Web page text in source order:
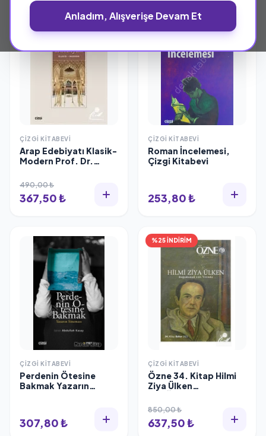
Anladım, Alışverişe Devam Et
ÇIZGI KITABEVI
Arap Edebiyatı Klasik-
Modern Prof. Dr.
490,00 ₺
367,50 ₺
ÇIZGI KITABEVI
Roman İncelemesi,
Çizgi Kitabevi
253,80 ₺
ÇIZGI KITABEVI
Perdenin Ötesine
Bakmak Yazarın
307,80 ₺
%25 İNDİRİM
ÇIZGI KITABEVI
Özne 34. Kitap Hilmi
Ziya Ülken
YILINDA)
850,00 ₺
637,50 ₺